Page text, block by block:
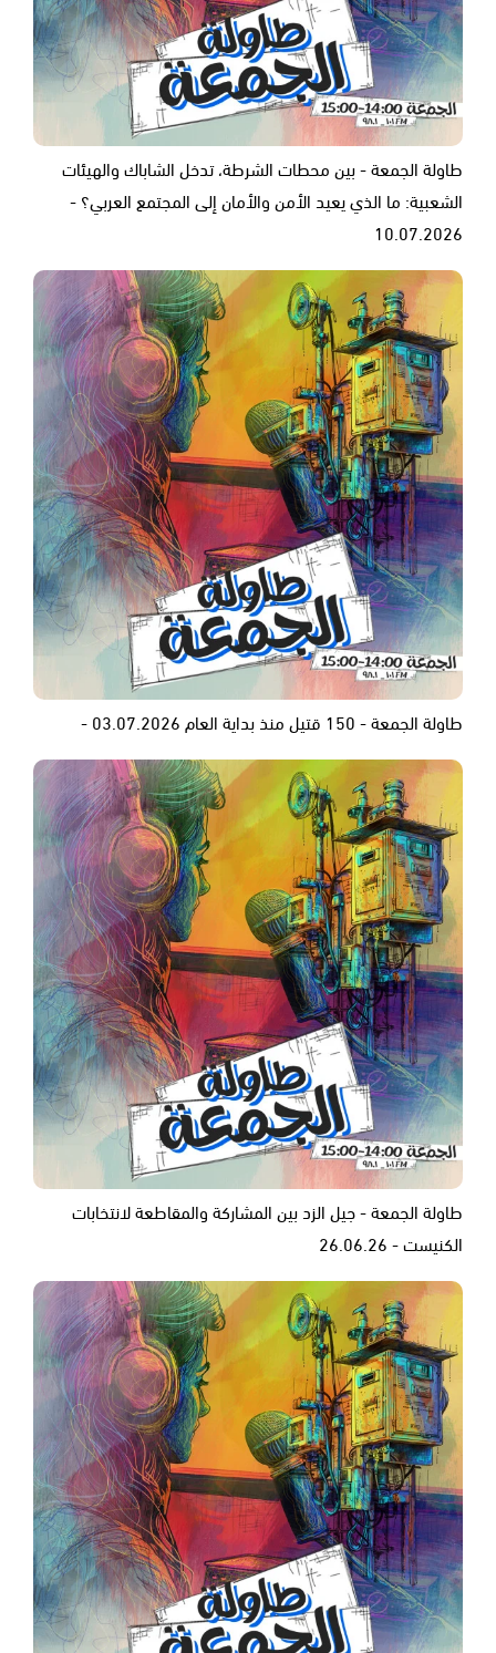
طاولة الجمعة - بين محطات الشرطة، تدخل الشاباك والهيئات
الشعبية: ما الذي يعيد الأمن والأمان إلى المجتمع العربي؟ -
10.07.2026
طاولة الجمعة - 150 قتيل منذ بداية العام 03.07.2026 -
طاولة الجمعة - جيل الزد بين المشاركة والمقاطعة لانتخابات
الكنيست - 26.06.26